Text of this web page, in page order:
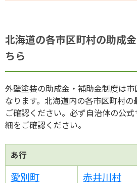
【Cookie（クッキー）
Google LLC（グーグル
Analyticsを利用してサ
ス解析を行っております
Googleアナリティクス
クデータの収集のため
随して生成されるテキス
「Cookie（クッキー）
際、IPアドレス等のユ
北海道の各市区町村の助成
ちら
外壁塗装の助成金・補助金制度は
なります。北海道内の各市区町村
ご確認ください。必ず自治体の公
細をご確認ください。
あ行
愛別町 赤井川村